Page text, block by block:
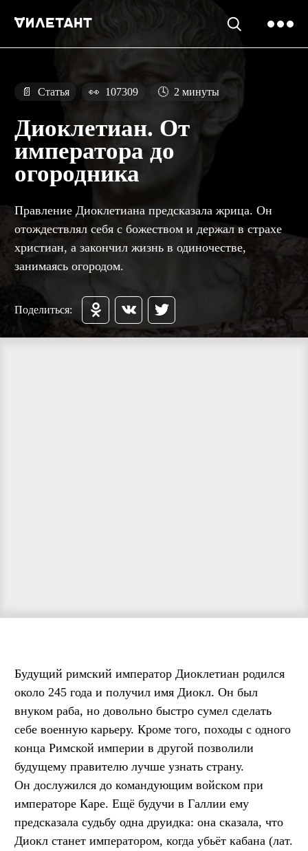
📄 Статья 👀 107309 🕓 2 минуты
Диоклетиан. От
императора до
огородника
Правление Диоклетиана предсказала жрица. Он
отождествлял себя с божеством и держал в страхе
христиан, а закончил жизнь в одиночестве,
занимаясь огородом.
Поделиться:
Будущий римский император Диоклетиан родился
около 245 года и получил имя Диокл. Он был
внуком раба, но довольно быстро сумел сделать
себе военную карьеру. Кроме того, походы с одного
конца Римской империи в другой позволили
будущему правителю лучше узнать страну.
Он дослужился до командующим войском при
императоре Каре. Ещё будучи в Галлии ему
предсказала судьбу одна друидка: она сказала, что
Диокл станет императором, когда убьёт кабана (лат.